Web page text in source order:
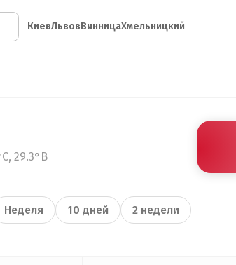
КиевЛьвовВинницаХмельницкий
29.3°В
Неделя 10 дней 2 недели